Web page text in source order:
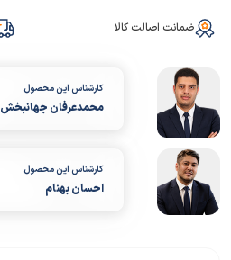
ضمانت اصالت کالا
کارشناس این محصول
محمدعرفان جهانبخش
کارشناس این محصول
احسان بهنام